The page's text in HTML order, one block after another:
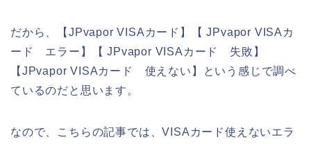
だから、【JPvapor VISAカード】【 JPvapor VISAカ
ード エラー】【 JPvapor VISAカード 失敗】
【JPvapor VISAカード 使えない】という感じで調べ
ているのだと思います。
なので、こちらの記事では、VISAカード使えないエラ